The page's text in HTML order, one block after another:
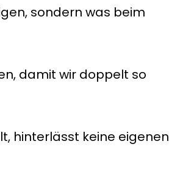
sondern was beim
damit wir doppelt so
hinterlässt keine eigenen